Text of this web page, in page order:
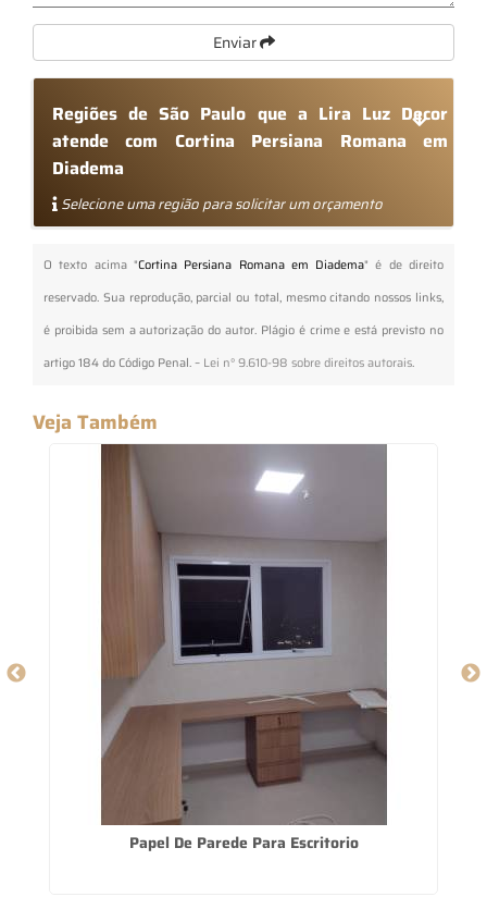
Enviar
Regiões de São Paulo que a Lira Luz Decor
atende com Cortina Persiana Romana em
Diadema
Selecione uma região para solicitar um orçamento
O texto acima "Cortina Persiana Romana em Diadema" é de direito
reservado. Sua reprodução, parcial ou total, mesmo citando nossos links,
é proibida sem a autorização do autor. Plágio é crime e está previsto no
artigo 184 do Código Penal. – Lei n° 9.610-98 sobre direitos autorais.
Veja Também
Papel De Parede Para Escritorio